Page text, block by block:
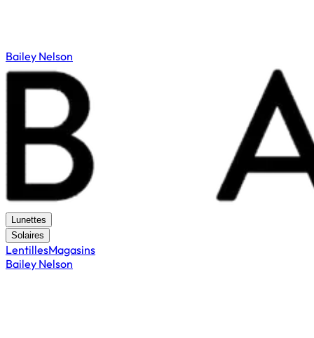
Bailey Nelson
Lunettes
Solaires
LentillesMagasins
Bailey Nelson